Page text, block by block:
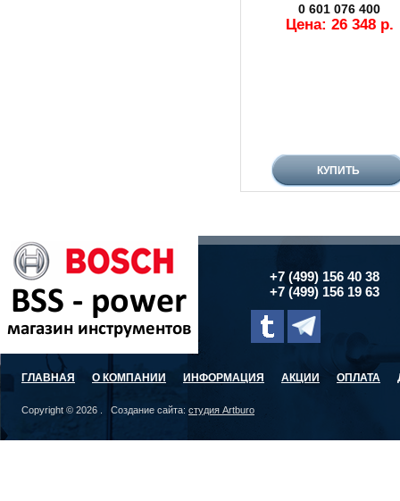
0 601 076 400
Цена: 26 348 р.
+7 (499) 156 40 38
+7 (499) 156 19 63
ГЛАВНАЯ О КОМПАНИИ ИНФОРМАЦИЯ АКЦИИ ОПЛАТА
Copyright © 2026 . Создание сайта: студия Artburo